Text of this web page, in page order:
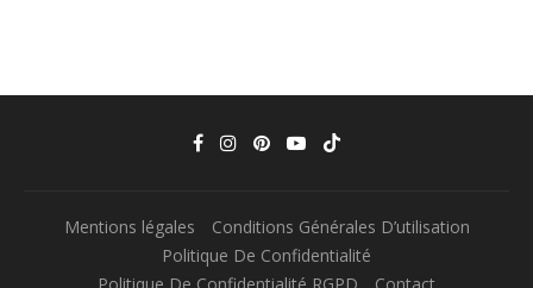
Mentions légales
Conditions Générales D’utilisation
Politique De Confidentialité